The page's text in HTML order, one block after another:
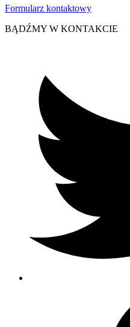
Formularz kontaktowy
BĄDŹMY W KONTAKCIE